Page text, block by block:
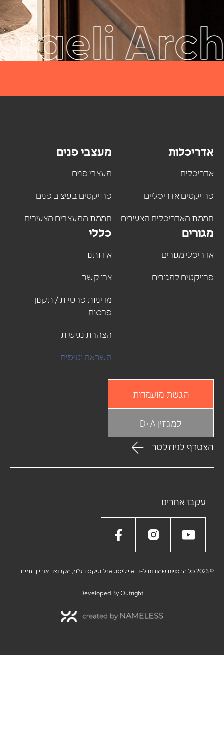
הגשת מועמדות
למגזין D+A
אדריכליים
האדריכלים הצעירים
מעצבי פנים
מעצבי פנים
פרויקטים בעיצוב פנים
חממת המעצבים הצעירים
מגורים
למגורים
כללי
אודותנו
צרו קשר
מדיניות פרטיות / תקנון
פרסום
הצהרת נגישות
השראה וטיפים
עקבו אחרינו
Developed By Outright